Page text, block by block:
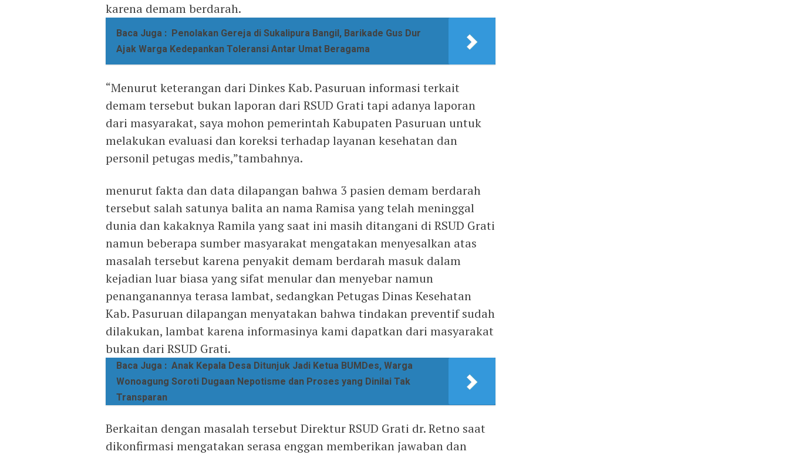
karena demam berdarah.
Baca Juga : Penolakan Gereja di Sukalipura Bangil, Barikade Gus Dur
Ajak Warga Kedepankan Toleransi Antar Umat Beragama
“Menurut keterangan dari Dinkes Kab. Pasuruan informasi terkait
demam tersebut bukan laporan dari RSUD Grati tapi adanya laporan
dari masyarakat, saya mohon pemerintah Kabupaten Pasuruan untuk
melakukan evaluasi dan koreksi terhadap layanan kesehatan dan
personil petugas medis,”tambahnya.
menurut fakta dan data dilapangan bahwa 3 pasien demam berdarah
tersebut salah satunya balita an nama Ramisa yang telah meninggal
dunia dan kakaknya Ramila yang saat ini masih ditangani di RSUD Grati
namun beberapa sumber masyarakat mengatakan menyesalkan atas
masalah tersebut karena penyakit demam berdarah masuk dalam
kejadian luar biasa yang sifat menular dan menyebar namun
penanganannya terasa lambat, sedangkan Petugas Dinas Kesehatan
Kab. Pasuruan dilapangan menyatakan bahwa tindakan preventif sudah
dilakukan, lambat karena informasinya kami dapatkan dari masyarakat
bukan dari RSUD Grati.
Baca Juga : Anak Kepala Desa Ditunjuk Jadi Ketua BUMDes, Warga
Wonoagung Soroti Dugaan Nepotisme dan Proses yang Dinilai Tak
Transparan
Berkaitan dengan masalah tersebut Direktur RSUD Grati dr. Retno saat
dikonfirmasi mengatakan serasa enggan memberikan jawaban dan